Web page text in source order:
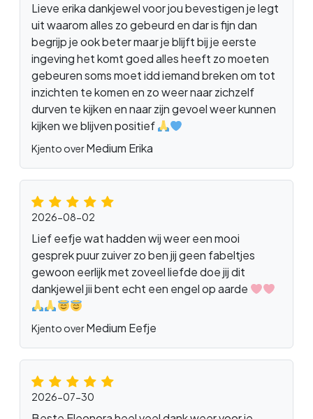
Lieve erika dankjewel voor jou bevestigen je legt
uit waarom alles zo gebeurd en dar is fijn dan
begrijp je ook beter maar je blijft bij je eerste
ingeving het komt goed alles heeft zo moeten
gebeuren soms moet idd iemand breken om tot
inzichten te komen en zo weer naar zichzelf
durven te kijken en naar zijn gevoel weer kunnen
kijken we blijven positief
Kjento overMedium Erika
2026-08-02
Lief eefje wat hadden wij weer een mooi
gesprek puur zuiver zo ben jij geen fabeltjes
gewoon eerlijk met zoveel liefde doe jij dit
dankjewel jii bent echt een engel op aarde
Kjento overMedium Eefje
2026-07-30